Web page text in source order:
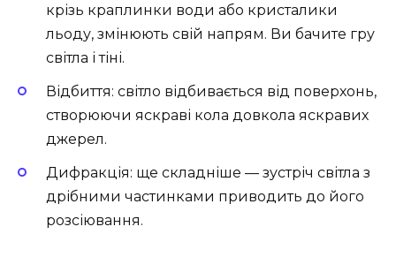
крізь краплинки води або кристалики
льоду, змінюють свій напрям. Ви бачите гру
світла і тіні.
Відбиття: світло відбивається від поверхонь,
створюючи яскраві кола довкола яскравих
джерел.
Дифракція: ще складніше — зустріч світла з
дрібними частинками приводить до його
розсіювання.